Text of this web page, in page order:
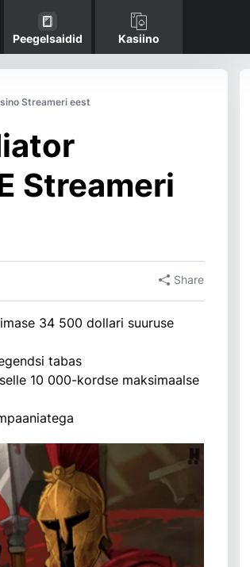
Peegelsaidid Kasiino
Streameri eest
Streameri
Share
34 500 dollari suuruse
tabas
10 000-kordse maksimaalse